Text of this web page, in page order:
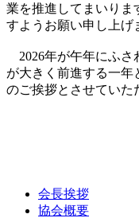
業を推進してまいりま
すようお願い申し上げ
2026年が午年にふさ
が大きく前進する一
のご挨拶とさせていた
会長挨拶
協会概要